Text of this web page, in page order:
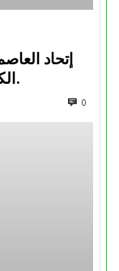
إتحاد
الكونفيدرالية الإفريقية الموسم القادم.
0